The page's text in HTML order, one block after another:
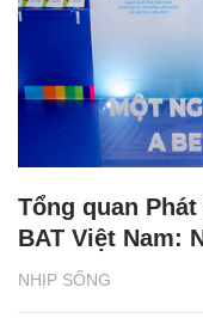
NHỊP SỐNG
Tổng quan
BAT Việt Nam: